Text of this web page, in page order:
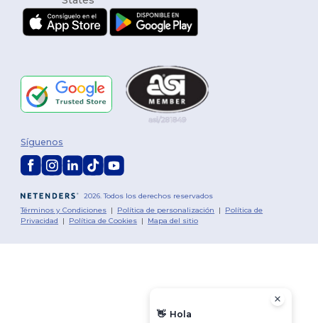
2026. Todos los derechos reservados
Términos y Condiciones | Política de personalización | Política de
Privacidad | Política de Cookies | Mapa del sitio
Síguenos
👋 Hola